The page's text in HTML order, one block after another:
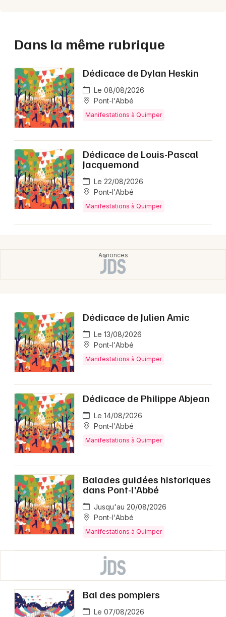
Dans la même rubrique
Dédicace de Dylan Heskin
Le 08/08/2026
Pont-l'Abbé
Manifestations à Quimper
Dédicace de Louis-Pascal
Jacquemond
Le 22/08/2026
Pont-l'Abbé
Manifestations à Quimper
Dédicace de Julien Amic
Le 13/08/2026
Pont-l'Abbé
Manifestations à Quimper
Dédicace de Philippe Abjean
Le 14/08/2026
Pont-l'Abbé
Manifestations à Quimper
Balades guidées historiques
dans Pont-l'Abbé
Jusqu'au 20/08/2026
Pont-l'Abbé
Manifestations à Quimper
Bal des pompiers
Le 07/08/2026